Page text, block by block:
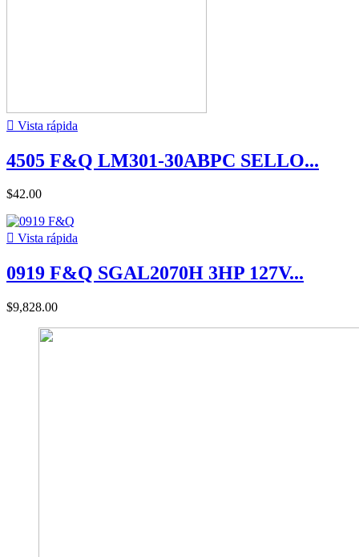
 Vista rápida
4505 F&Q LM301-30ABPC SELLO...
$42.00
 Vista rápida
0919 F&Q SGAL2070H 3HP 127V...
$9,828.00